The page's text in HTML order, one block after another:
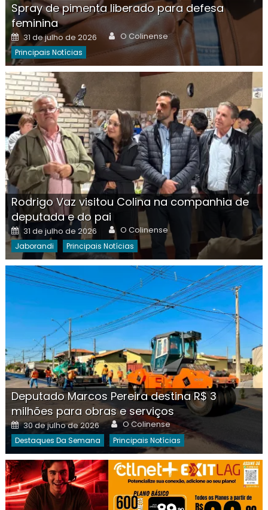
Spray de pimenta liberado para defesa
feminina
Posted
on
31 de julho de 2026 Author
O Colinense
Principais Notícias
Rodrigo Vaz visitou Colina na companhia de
deputada e do pai
Posted
on
31 de julho de 2026 Author
O Colinense
Jaborandi Principais Notícias
Deputado Marcos Pereira destina R$ 3
milhões para obras e serviços
Posted
on
30 de julho de 2026 Author
O Colinense
Destaques Da Semana Principais Notícias